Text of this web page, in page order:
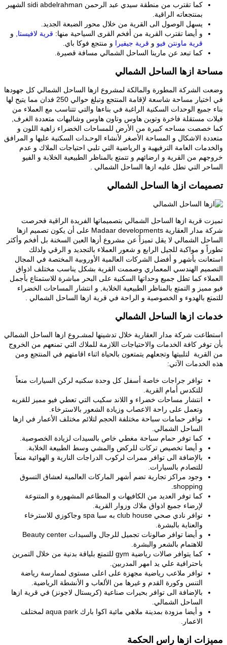
كما تقترب من منطقة سيدي عبد الرحمن sidi abdelrahman الشهير
بمنتجعاته الراقية.
يسهل الوصول الى القرية من خلال محور الضبعة الجديد.
و أيضا تقترب القرية من أفخم القرى السياحية منها: قرية لافيستا,
و
قرية ماونتن فيو و قرية جيفيرا و منتجع فوكا باي.
كما تبعد عن مارينا الساحل الشمالي مسافة قصيرة.
مساحة ازها الساحل الشمالي
وضعت الشركة المطورة والمالكة لمشروع ازها الساحل الشمالي كل جهودها
في اختيار مساحة شاسعة لإقامة المنتجع وتبلغ حوالي 250 فدان مما يتيح لها
بناء جميع الوحدات السكنية الراغبة في بناءها والتي تتناسب مع العملاء من
فيلات مستقلة فاخرة وتوين هاوس وتاون هاوس وشاليهات متعددة الغرف,
كما خصصت مساحه كبيرة من الأرض للمساحات الخضراء زاهية اللون و
متعددة الاشكال و المساحة الأصغر لأنشاء الوحـدات السكنية عليها و المرافق
والخدمات العامة الترفيهية و الرياضية التي تلبي احتياجات الملاك و عدم
خروجهم من القرية و ارضائهم و تتمتع بالمناظر الطبيعية الخلابة و الفيو
الساحر التي تطل عليه ازها الساحل الشمالي .
تصميمات ازها الساحل الشمالي
تميزت قرية ازها الساحل الشمالي بتصميماتها الفريدة الراقية فحرصت
شركة مدار العقارية Madaar developments على أن يكون تصميم ازها
الساحل الشمالي لا يقل تميزاً عن مشروع أزها العين السخنة بل أفخم وأكثر
تطوراً و مواكبة للجيل الرابع و شعور العملاء بالتجديد و الرقي ولذلك
استعانت بأشهر و أفضل الشركات العالمية الأوروبية المختصة في المجال
التصميم الهندسي المعماري وصممت القرية بشكل يناسب مختلف اذواق
العملاء كما تطل جميع وحداتها السكنية على البحر مباشرة للاستمتاع بأجمل
فيو مميز و التمتع بالمناظر الطبيعية الخلابة, و انتشار المساحات الخضراء
للتمتع بالهدوء و الخصوصية و الراحة في قرية ازها الساحل الشمالي .
خدمات ازها الساحل الشمالي
استطاعت شركة مدار العقارية خلال تدشينها لمشـروع ازها الساحل الشمالي
بأن توفر كافة الخدمات والاحتياجات اللازمة للملاك التي تمنعهم من الخروج
من القرية لتلبيتها وتجعلهم يتمتعون بالحياة اثناء اقامتهم في المنتجع ومن
هذه الخدمات الآتي:
توافر جراجات خاصة أسفل كل وحدة سكنيه لركن السيارات منعاً
للتكدس أمام القرية.
انتشار مساحات خضراء و اللاند سكيب التي تعطي فيو مميز للقريه
وتعمل على راحة الاعصاب وزيادة الشعور بالاسترخاء.
توافر حمامات سباحة مختلفة الحجم لتلائم مختلف الأعمار في ازها
الساحل الشمالي.
كما توفر حمام سباحة مغطي خاص بالسيدات لزيادة الخصوصية.
و أيضا تخصيص تركات للركض والمشي وسط الطبيعة الخلابة.
بالإضافة الى توافر ممرات لركوب الدراجات النارية و الهوائية منعاً
للتصادم بالسيارات.
وجود مراكز تجارية تضم أشهر الماركات العالمية لعشاق التسوق
shopping.
كما توفر العديد من الكافيهات و المطاعم المشهورة و المتنوعة
لإرضاء جميع اذواق ملاك وزوار القرية.
توافر نادي صحي club house به سبا spa وجاكوزي للاسترخاء
والعناية بالبشرة.
و أيضا توافر صالونات تجميل للرجال والسيدات Beauty center
للاهتمام بالشعر والبشرة.
كما يتوافر صالات رياضية gym للتمتع بلياقة بدنية من خلال التمرين
باحترافية علي يد امهر المدربين.
توافر ملاعب رياضية مجهزة على اعلى مستوى لممارسة رياضة
التنس وكورة القدم و غيرها من الألعاب و الأنشطة الرياضية.
بالإضافة الى توافر بحيرات صناعية (كريستال لاجونز) في قرية ازها
الساحل الشمالي.
و أيضا مزودة بمدينة ملاهي مائية اكوا بارك aqua park لمختلف
الاعمار.
مميزات ازها راس الحكمة